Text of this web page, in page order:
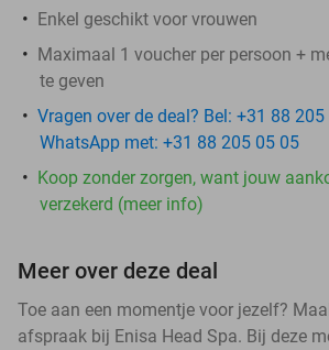
Enkel geschikt voor vrouwen
Maximaal 1 voucher per persoon +
te geven
Vragen over de deal? Bel: +31 88
WhatsApp met: +31 88 205 05 05
Koop zonder zorgen, want jouw
verzekerd (meer info)
Meer over deze deal
Toe aan een momentje voor jezelf?
afspraak bij Enisa Head Spa. Bij deze